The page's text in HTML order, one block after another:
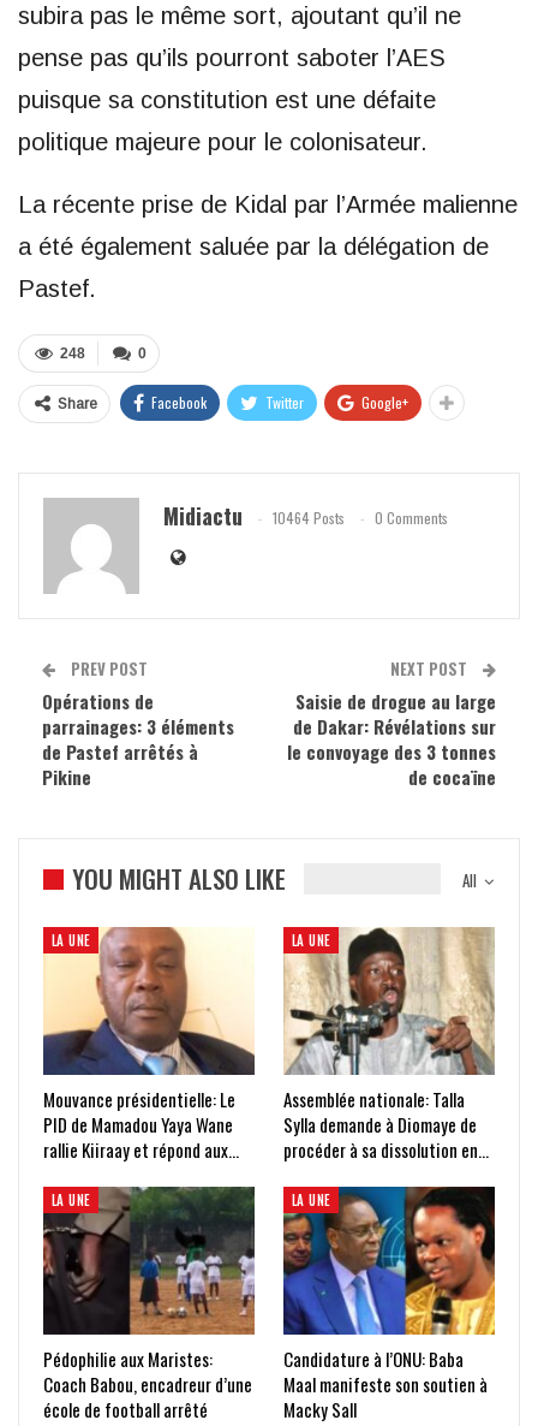
subira pas le même sort, ajoutant qu’il ne
pense pas qu’ils pourront saboter l’AES
puisque sa constitution est une défaite
politique majeure pour le colonisateur.
La récente prise de Kidal par l’Armée malienne
a été également saluée par la délégation de
Pastef.
0
248
Share Facebook Twitter Google+
Midiactu 10464 Posts 0 Comments
PREV POST
Opérations de
parrainages: 3 éléments
de Pastef arrêtés à
Pikine
NEXT POST
Saisie de drogue au large
de Dakar: Révélations sur
le convoyage des 3 tonnes
de cocaïne
All
YOU MIGHT ALSO LIKE
LA UNE
Mouvance présidentielle: Le
PID de Mamadou Yaya Wane
rallie Kiiraay et répond aux…
LA UNE
Assemblée nationale: Talla
Sylla demande à Diomaye de
procéder à sa dissolution en…
LA UNE
Pédophilie aux Maristes:
Coach Babou, encadreur d’une
école de football arrêté
LA UNE
Candidature à l’ONU: Baba
Maal manifeste son soutien à
Macky Sall